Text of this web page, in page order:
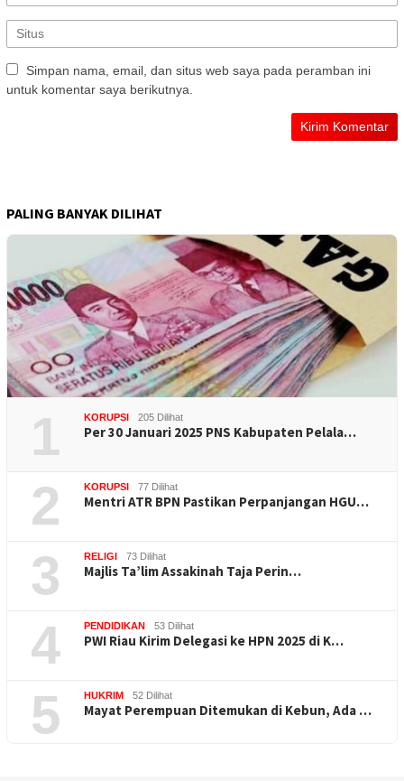
Simpan nama, email, dan situs web saya pada peramban ini
untuk komentar saya berikutnya.
PALING BANYAK DILIHAT
1 KORUPSI 205 Dilihat
Per 30 Januari 2025 PNS Kabupaten Pelala…
2 KORUPSI 77 Dilihat
Mentri ATR BPN Pastikan Perpanjangan HGU…
3 RELIGI 73 Dilihat
Majlis Ta’lim Assakinah Taja Perin…
4 PENDIDIKAN 53 Dilihat
PWI Riau Kirim Delegasi ke HPN 2025 di K…
5 HUKRIM 52 Dilihat
Mayat Perempuan Ditemukan di Kebun, Ada …